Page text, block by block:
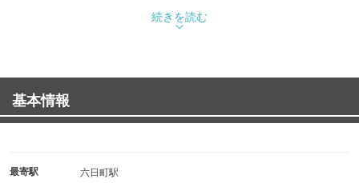
魚沼と言えば外せない名物のコシヒカリはもちろん、
地元の旬の味覚をふんだんにお届けします。
◆癒しと美食の日帰りプラン
源泉かけ流しの六日町温泉でゆったり癒やされ、季節の地
元食材をふんだんに使った、
用意。
続きを読む
基本情報
最寄駅 六日町駅